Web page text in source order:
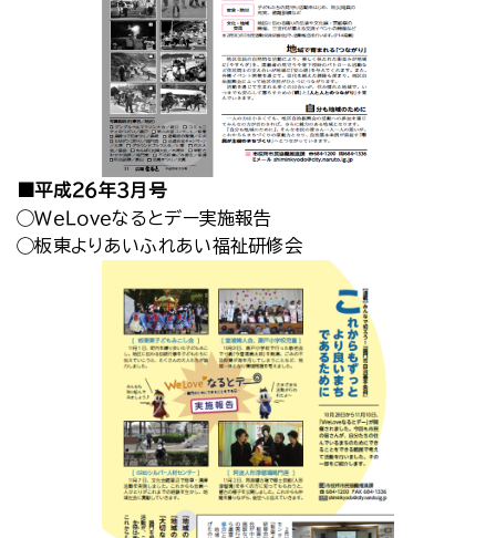
■平成２６年３月号
◯ＷｅＬｏｖｅなるとデー実施報告
◯板東よりあいふれあい福祉研修会